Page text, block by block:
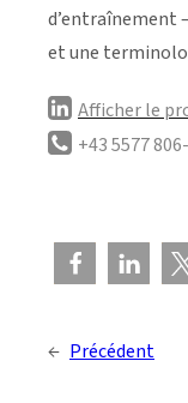
d’entraînement
et une
Afficher le
+43 5577
← Précédent